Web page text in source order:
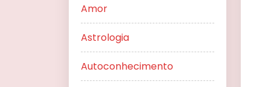
Amor
Astrologia
Autoconhecimento